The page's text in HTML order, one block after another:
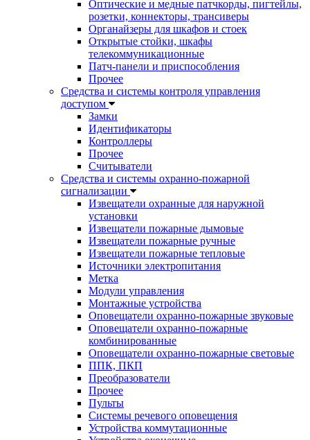
Оптические и медные патчкорды, пигтейлы,
розетки, коннекторы, трансиверы
Органайзеры для шкафов и стоек
Открытые стойки, шкафы
телекоммуникационные
Патч-панели и приспособления
Прочее
Средства и системы контроля управления
доступом
Замки
Идентификаторы
Контроллеры
Прочее
Считыватели
Средства и системы охранно-пожарной
сигнализации
Извещатели охранные для наружной
установки
Извещатели пожарные дымовые
Извещатели пожарные ручные
Извещатели пожарные тепловые
Источники электропитания
Метка
Модули управления
Монтажные устройства
Оповещатели охранно-пожарные звуковые
Оповещатели охранно-пожарные
комбинированные
Оповещатели охранно-пожарные световые
ППК, ПКП
Преобразователи
Прочее
Пульты
Системы речевого оповещения
Устройства коммутационные